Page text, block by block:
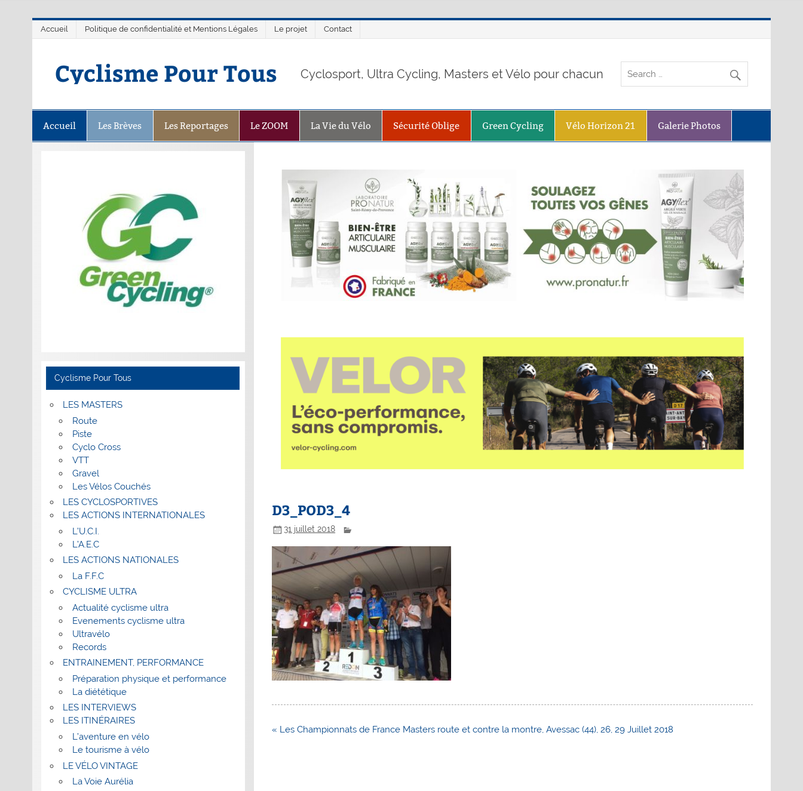
Accueil Politique de confidentialité et Mentions Légales Le projet Contact
Cyclisme Pour Tous Cyclosport, Ultra Cycling, Masters et Vélo pour chacun
Accueil Les Brèves Les Reportages Le ZOOM La Vie du Vélo Sécurité Oblige Green Cycling Vélo Horizon 21 Galerie Photos
D3_POD3_4
31 juillet 2018
Navigation
« Les Championnats de France Masters route et contre la montre, Avessac (44), 26, 29 Juillet 2018
Cyclisme Pour Tous
LES MASTERS
Route
Piste
Cyclo Cross
VTT
Gravel
Les Vélos Couchés
LES CYCLOSPORTIVES
LES ACTIONS INTERNATIONALES
L’U.C.I.
L’A.E.C
LES ACTIONS NATIONALES
La F.F.C
CYCLISME ULTRA
Actualité cyclisme ultra
Evenements cyclisme ultra
Ultravélo
Records
ENTRAINEMENT, PERFORMANCE
Préparation physique et performance
La diététique
LES INTERVIEWS
LES ITINÉRAIRES
L’aventure en vélo
Le tourisme à vélo
LE VÉLO VINTAGE
La Voie Aurélia